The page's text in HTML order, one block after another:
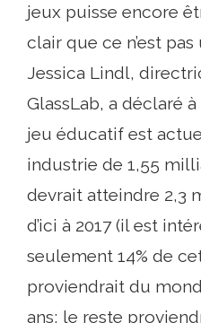
jeux puisse encore
clair que ce n’est
Jessica Lindl,
GlassLab, a déclaré
jeu éducatif est
industrie de 1,55
devrait atteindre 2,3
d’ici à 2017 (il est
seulement 14% de
proviendrait du
ans; le reste